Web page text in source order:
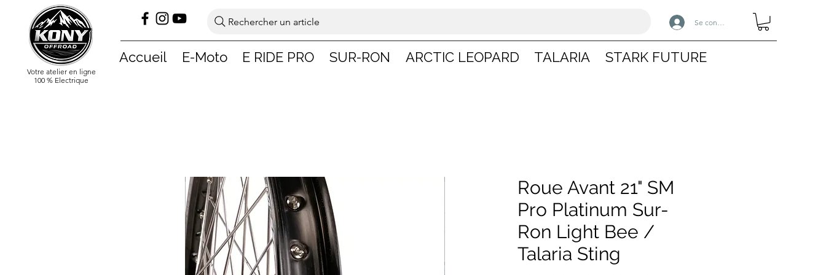
Rechercher un article Se connecter
Accueil E-Moto E RIDE PRO SUR-RON ARCTIC LEOPARD TALARIA STARK FUTURE
Votre atelier en ligne
100 % Electrique
Roue Avant 21" SM
Pro Platinum Sur-
Ron Light Bee /
Talaria Sting